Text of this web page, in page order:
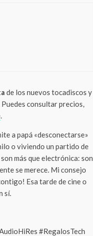
de los nuevos tocadiscos y
Puedes consultar precios,
.
a papá «desconectarse»
o viviendo un partido de
más que electrónica: son
se merece. Mi consejo
Esa tarde de cine o
sí.
#RegalosTech